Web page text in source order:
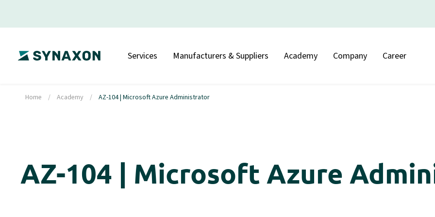
Services Manufacturers & Suppliers Academy Company Career
Home / Academy / AZ-104 | Microsoft Azure Administrator
AZ-104 | Microsoft Azure